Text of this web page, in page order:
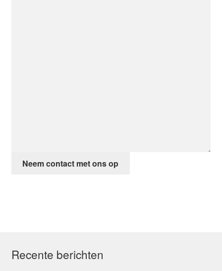
Neem contact met ons op
Recente berichten